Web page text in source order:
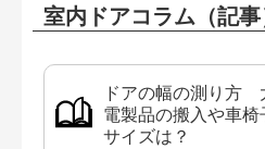
室内ドアコラム（記事
ドアの幅の測り方
電製品の搬入や車
サイズは？